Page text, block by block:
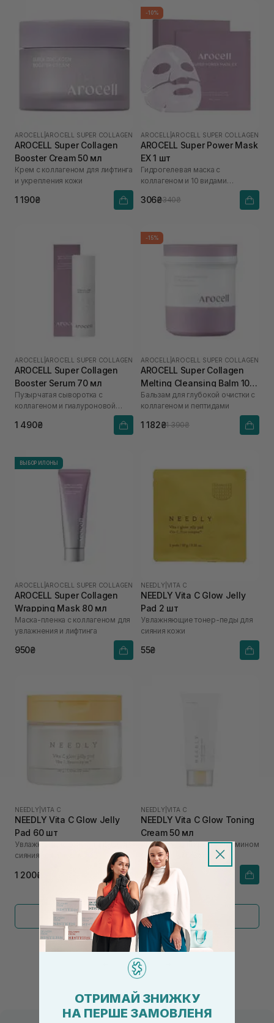
AROCELL AROCELL SUPER COLLAGEN
AROCELL Super Collagen
Booster Cream 50 мл
Крем с коллагеном для лифтинга
и укрепления кожи
1 190₴
-10%
AROCELL AROCELL SUPER COLLAGEN
AROCELL Super Power Mask
EX 1 шт
Гидрогелевая маска с
коллагеном и 10 видами
306₴340₴
AROCELL AROCELL SUPER COLLAGEN
AROCELL Super Collagen
Booster Serum 70 мл
Пузырчатая сыворотка с
коллагеном и гиалуроновой
1 490₴
-15%
AROCELL AROCELL SUPER COLLAGEN
AROCELL Super Collagen
Melting Cleansing Balm 100
г
Бальзам для глубокой очистки с
коллагеном и пептидами
1 182₴1 390₴
ВЫБОР ИЛОНЫ
AROCELL AROCELL SUPER COLLAGEN
AROCELL Super Collagen
Wrapping Mask 80 мл
Маска-пленка с коллагеном для
увлажнения и лифтинга
950₴
NEEDLY VITA C
NEEDLY Vita C Glow Jelly
Pad 2 шт
Увлажняющие тонер-педы для
сияния кожи
55₴
NEEDLY VITA C
NEEDLY Vita C Glow Jelly
Pad 60 шт
Увлажняющие тонер-педы для
сияния кожи
1 200₴
NEEDLY VITA C
NEEDLY Vita C Glow Toning
Cream 50 мл
Увлажняющий крем с витамином
С для сияния кожи
1 200₴
Показать больше
1 2
ОТРИМАЙ ЗНИЖКУ
НА ПЕРШЕ ЗАМОВЛЕНЯ